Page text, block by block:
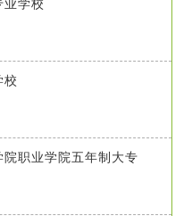
业学校
校
院职业学院五年制大专